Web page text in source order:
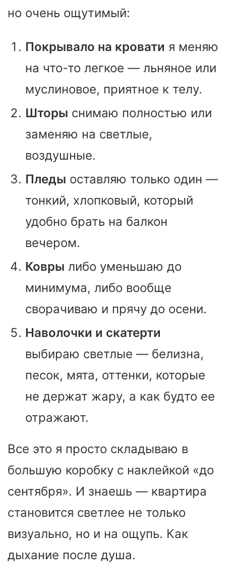
но очень ощутимый:
Покрывало на кровати я меняю
на что-то легкое — льняное или
муслиновое, приятное к телу.
Шторы снимаю полностью или
заменяю на светлые,
воздушные.
Пледы оставляю только один —
тонкий, хлопковый, который
удобно брать на балкон
вечером.
Ковры либо уменьшаю до
минимума, либо вообще
сворачиваю и прячу до осени.
Наволочки и скатерти
выбираю светлые — белизна,
песок, мята, оттенки, которые
не держат жару, а как будто ее
отражают.
Все это я просто складываю в
большую коробку с наклейкой «до
сентября». И знаешь — квартира
становится светлее не только
визуально, но и на ощупь. Как
дыхание после душа.